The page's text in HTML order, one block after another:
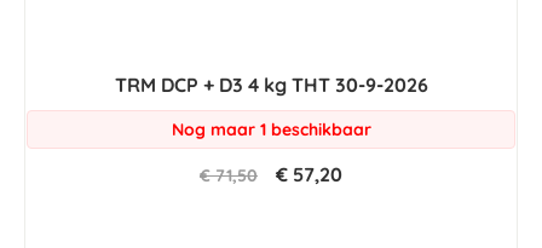
TRM DCP + D3 4 kg THT 30-9-2026
Nog maar 1 beschikbaar
€ 71,50 € 57,20